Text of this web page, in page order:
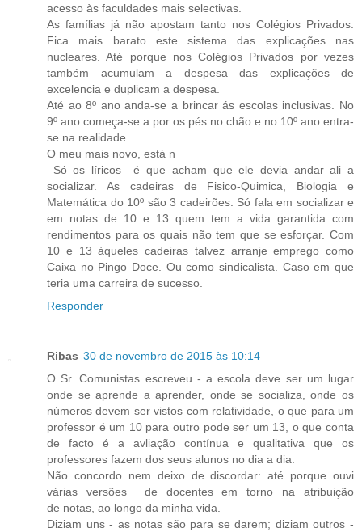
acesso às faculdades mais selectivas.
As famílias já não apostam tanto nos Colégios Privados.
Fica mais barato este sistema das explicações nas
nucleares. Até porque nos Colégios Privados por vezes
também acumulam a despesa das explicações de
excelencia e duplicam a despesa.
Até ao 8º ano anda-se a brincar ás escolas inclusivas. No
9º ano começa-se a por os pés no chão e no 10º ano entra-
se na realidade.
O meu mais novo, está n
Só os líricos é que acham que ele devia andar ali a
socializar. As cadeiras de Fisico-Quimica, Biologia e
Matemática do 10º são 3 cadeirões. Só fala em socializar e
em notas de 10 e 13 quem tem a vida garantida com
rendimentos para os quais não tem que se esforçar. Com
10 e 13 àqueles cadeiras talvez arranje emprego como
Caixa no Pingo Doce. Ou como sindicalista. Caso em que
teria uma carreira de sucesso.
Responder
Ribas 30 de novembro de 2015 às 10:14
O Sr. Comunistas escreveu - a escola deve ser um lugar
onde se aprende a aprender, onde se socializa, onde os
números devem ser vistos com relatividade, o que para um
professor é um 10 para outro pode ser um 13, o que conta
de facto é a avliação contínua e qualitativa que os
professores fazem dos seus alunos no dia a dia.
Não concordo nem deixo de discordar: até porque ouvi
várias versões de docentes em torno na atribuição
de notas, ao longo da minha vida.
Diziam uns - as notas são para se darem; diziam outros -